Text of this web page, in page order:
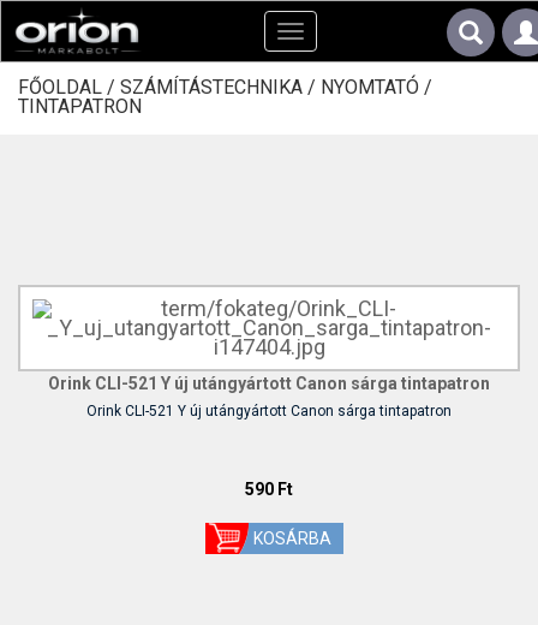
Toggle
navigation
FŐOLDAL / SZÁMÍTÁSTECHNIKA / NYOMTATÓ /
TINTAPATRON
Orink CLI-521 Y új utángyártott Canon sárga tintapatron
Orink CLI-521 Y új utángyártott Canon sárga tintapatron
590 Ft